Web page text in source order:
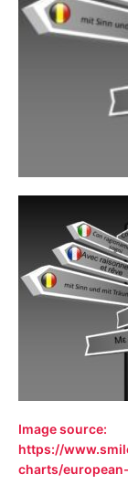
Image source:
https://
charts/